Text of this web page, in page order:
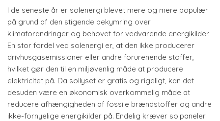
I de seneste år er solenergi blevet mere og mere populær
på grund af den stigende bekymring over
klimaforandringer og behovet for vedvarende energikilder.
En stor fordel ved solenergi er, at den ikke producerer
drivhusgasemissioner eller andre forurenende stoffer,
hvilket gør den til en miljøvenlig måde at producere
elektricitet på. Da sollyset er gratis og rigeligt, kan det
desuden være en økonomisk overkommelig måde at
reducere afhængigheden af fossile brændstoffer og andre
ikke-fornyelige energikilder på. Endelig kræver solpaneler